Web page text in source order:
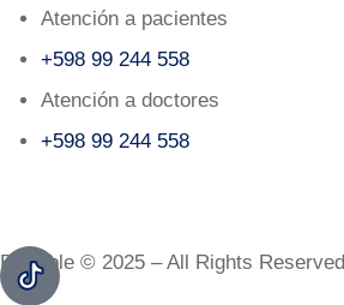
Atención a pacientes
+598 99 244 558
Atención a doctores
+598 99 244 558‬‬
Bramble © 2025 – All Rights Reserved